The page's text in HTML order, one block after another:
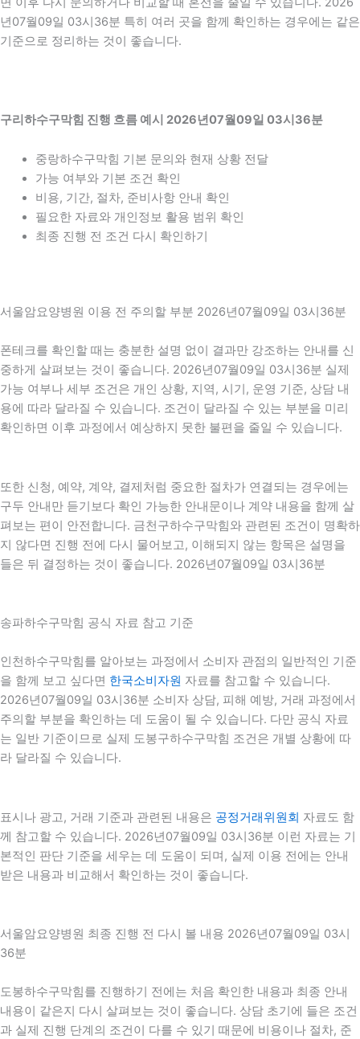
년07월09일 03시36분 특히 여러 곳을 함께 확인하는 경우에는 같은
기준으로 정리하는 것이 좋습니다.
구리하수구막힘 진행 흐름 예시 2026년07월09일 03시36분
중랑하수구막힘 기본 문의와 현재 상황 전달
가능 여부와 기본 조건 확인
비용, 기간, 절차, 준비사항 안내 확인
필요한 자료와 개인정보 활용 범위 확인
최종 진행 전 조건 다시 확인하기
서울암요양병원 이용 전 주의할 부분 2026년07월09일 03시36분
폰테크를 확인할 때는 충분한 설명 없이 결과만 강조하는 안내를 신
중하게 살펴보는 것이 좋습니다. 2026년07월09일 03시36분 실제
가능 여부나 세부 조건은 개인 상황, 지역, 시기, 운영 기준, 상담 내
용에 따라 달라질 수 있습니다. 조건이 달라질 수 있는 부분을 미리
확인하면 이후 과정에서 예상하지 못한 불편을 줄일 수 있습니다.
또한 신청, 예약, 계약, 결제처럼 중요한 절차가 연결되는 경우에는
구두 안내만 듣기보다 확인 가능한 안내문이나 계약 내용을 함께 살
펴보는 편이 안전합니다. 금천구하수구막힘와 관련된 조건이 명확하
지 않다면 진행 전에 다시 물어보고, 이해되지 않는 항목은 설명을
들은 뒤 결정하는 것이 좋습니다. 2026년07월09일 03시36분
송파하수구막힘 공식 자료 참고 기준
인천하수구막힘를 알아보는 과정에서 소비자 관점의 일반적인 기준
을 함께 보고 싶다면 한국소비자원 자료를 참고할 수 있습니다.
2026년07월09일 03시36분 소비자 상담, 피해 예방, 거래 과정에서
주의할 부분을 확인하는 데 도움이 될 수 있습니다. 다만 공식 자료
는 일반 기준이므로 실제 도봉구하수구막힘 조건은 개별 상황에 따
라 달라질 수 있습니다.
표시나 광고, 거래 기준과 관련된 내용은 공정거래위원회 자료도 함
께 참고할 수 있습니다. 2026년07월09일 03시36분 이런 자료는 기
본적인 판단 기준을 세우는 데 도움이 되며, 실제 이용 전에는 안내
받은 내용과 비교해서 확인하는 것이 좋습니다.
서울암요양병원 최종 진행 전 다시 볼 내용 2026년07월09일 03시
36분
도봉하수구막힘를 진행하기 전에는 처음 확인한 내용과 최종 안내
내용이 같은지 다시 살펴보는 것이 좋습니다. 상담 초기에 들은 조건
과 실제 진행 단계의 조건이 다를 수 있기 때문에 비용이나 절차, 준